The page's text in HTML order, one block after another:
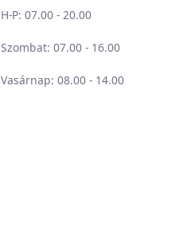
H-P: 07.00 - 20.00
Szombat: 07.00 - 16.00
Vasárnap: 08.00 - 14.00